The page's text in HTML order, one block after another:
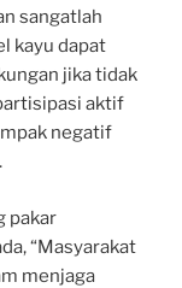
sangatlah
kayu dapat
jika tidak
aktif
negatif
pakar
“Masyarakat
menjaga